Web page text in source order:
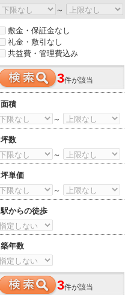
～
敷金・保証金なし
礼金・敷引なし
共益費・管理費込み
3件が該当
面積
～
坪数
～
坪単価
～
駅からの徒歩
築年数
3件が該当